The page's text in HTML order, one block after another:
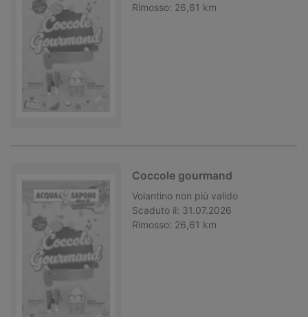
Rimosso: 26,61 km
Coccole gourmand
Volantino non più valido
Scaduto il: 31.07.2026
Rimosso: 26,61 km